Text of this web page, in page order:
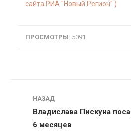
сайта РИА "Новый Регион" )
ПРОСМОТРЫ: 5091
Навигация
НАЗАД
Владислава Пискуна
6 месяцев